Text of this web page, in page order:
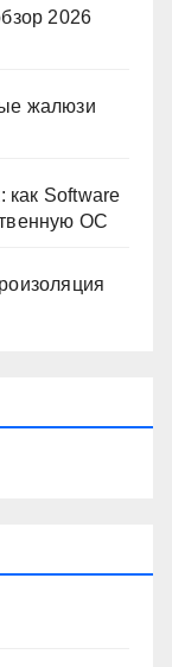
2026
жалюзи
как Software
ОС